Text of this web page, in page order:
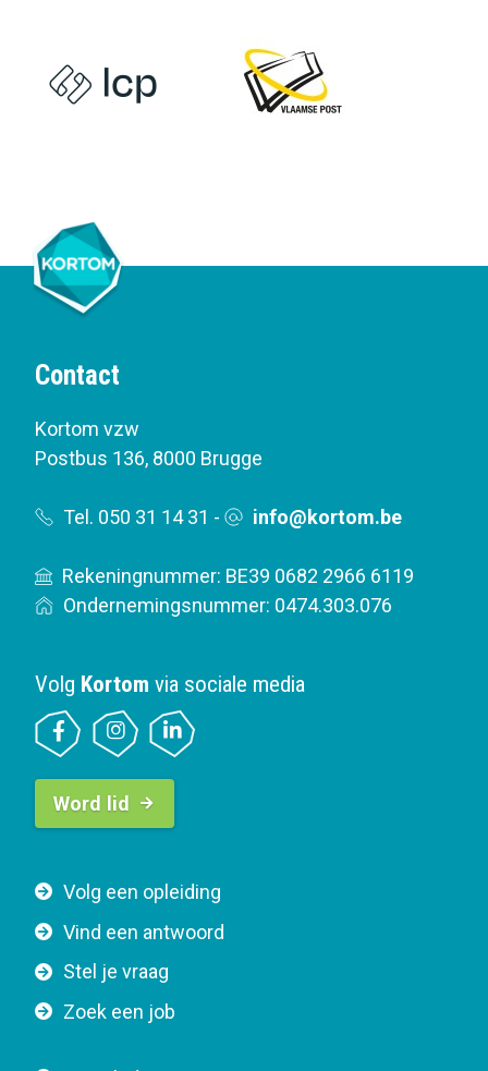
Contact
Kortom vzw
Postbus 136, 8000 Brugge
Tel. 050 31 14 31 - info@kortom.be
Rekeningnummer: BE39 0682 2966 6119
Ondernemingsnummer: 0474.303.076
F
o
t
e
Volg een opleiding
Vind een antwoord
Stel je vraag
Zoek een job
Volg Kortom via sociale media
B
t
o
n
a
v
Word lid